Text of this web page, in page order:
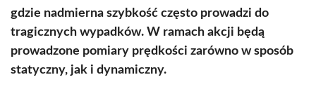
gdzie nadmierna szybkość często prowadzi do
tragicznych wypadków. W ramach akcji będą
prowadzone pomiary prędkości zarówno w sposób
statyczny, jak i dynamiczny.